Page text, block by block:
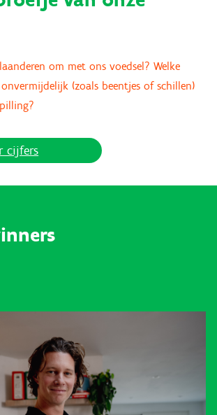
om met ons voedsel? Welke
(zoals beentjes of schillen)
cijfers